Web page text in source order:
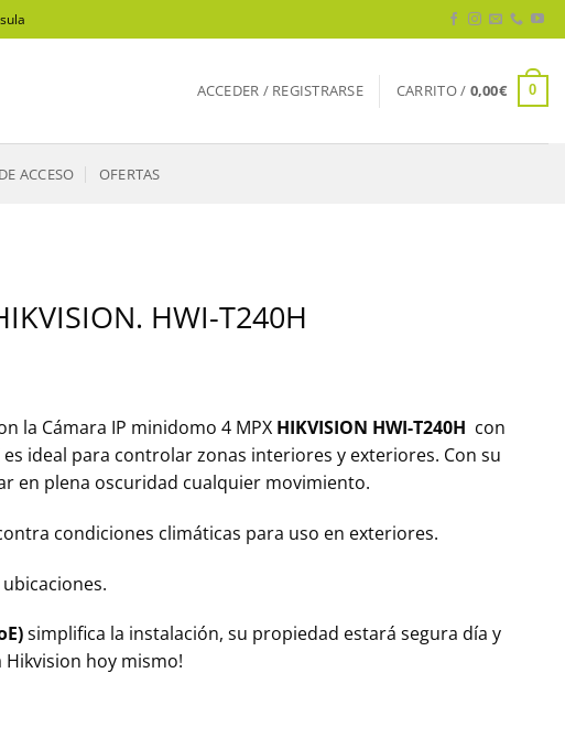
ACCEDER / REGISTRARSE CARRITO / 0,00€ 0
ACCESO OFERTAS
HWI-T240H
la Cámara IP minidomo 4 MPX HIKVISION HWI-T240H con
es ideal para controlar zonas interiores y exteriores. Con su
en plena oscuridad cualquier movimiento.
condiciones climáticas para uso en exteriores.
simplifica la instalación, su propiedad estará segura día y
hoy mismo!